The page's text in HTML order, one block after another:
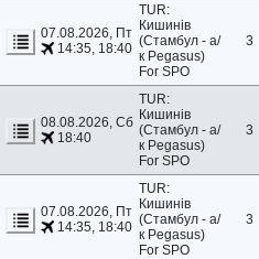
07.08.2026, Пт
14:35, 18:40
TUR:
Кишинів
(Стамбул - а/
к Pegasus)
For SPO
3
08.08.2026, Сб
18:40
TUR:
Кишинів
(Стамбул - а/
к Pegasus)
For SPO
3
07.08.2026, Пт
14:35, 18:40
TUR:
Кишинів
(Стамбул - а/
к Pegasus)
For SPO
3